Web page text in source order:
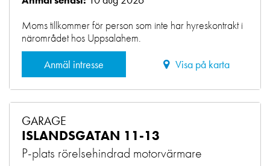
Moms tillkommer för person som inte har hyreskontrakt i
närområdet hos Uppsalahem.
Anmäl intresse
Visa på karta
GARAGE
ISLANDSGATAN 11-13
P-plats rörelsehindrad motorvärmare